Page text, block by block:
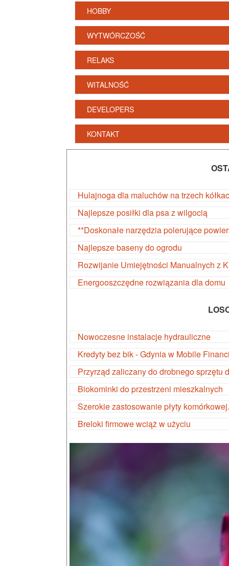
HOBBY
WYTWÓRCZOŚĆ
RELAKS
WITALNOŚĆ
DEVELOPERS
KONTAKT
Hulajnoga dla maluchów na trzech
Najlepsze posiłki dla psa z wilgocią
**Doskonałe narzędzia polerujące
Najlepsze baseny do ogrodu
Rozwijanie Umiejętności Manualnych z
Energooszczędne rozwiązania dla domu
Nowoczesne instalacje hydrauliczne
Kredyty bez bik - Gdynia w Mobile
Przyrząd zaliczany do drobnego sprzętu
Biokominki do przestrzeni mieszkalnych
Szerokie zastosowanie płyty komórkowej.
Breloki firmowe wciąż w użyciu